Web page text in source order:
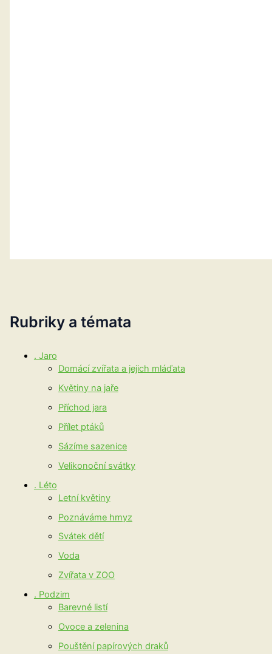
Rubriky a témata
. Jaro
Domácí zvířata a jejich mláďata
Květiny na jaře
Příchod jara
Přílet ptáků
Sázíme sazenice
Velikonoční svátky
. Léto
Letní květiny
Poznáváme hmyz
Svátek dětí
Voda
Zvířata v ZOO
. Podzim
Barevné listí
Ovoce a zelenina
Pouštění papírových draků